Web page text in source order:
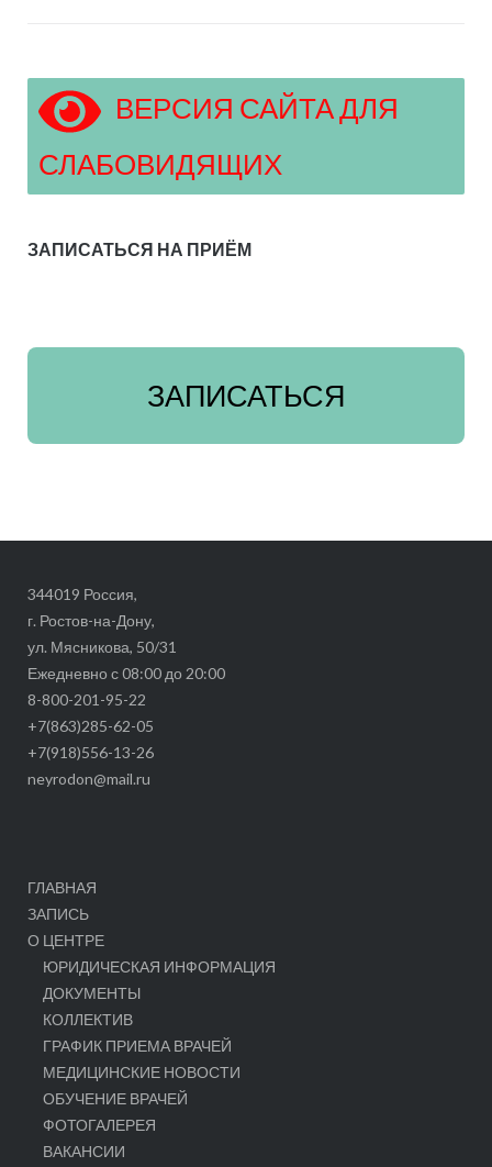
ВЕРСИЯ САЙТА ДЛЯ
СЛАБОВИДЯЩИХ
ЗАПИСАТЬСЯ НА ПРИЁМ
ЗАПИСАТЬСЯ
344019 Россия,
г. Ростов-на-Дону,
ул. Мясникова, 50/31
Ежедневно с 08:00 до 20:00
8-800-201-95-22
+7(863)285-62-05
+7(918)556-13-26
neyrodon@mail.ru
ГЛАВНАЯ
ЗАПИСЬ
О ЦЕНТРЕ
ЮРИДИЧЕСКАЯ ИНФОРМАЦИЯ
ДОКУМЕНТЫ
КОЛЛЕКТИВ
ГРАФИК ПРИЕМА ВРАЧЕЙ
МЕДИЦИНСКИЕ НОВОСТИ
ОБУЧЕНИЕ ВРАЧЕЙ
ФОТОГАЛЕРЕЯ
ВАКАНСИИ